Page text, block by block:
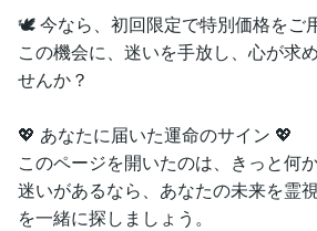
🕊 今なら、初回限定で特別価格をご
この機会に、迷いを手放し、心が求
せんか？
💖 あなたに届いた運命のサイン 💖
このページを開いたのは、きっと何
迷いがあるなら、あなたの未来を霊
を一緒に探しましょう。